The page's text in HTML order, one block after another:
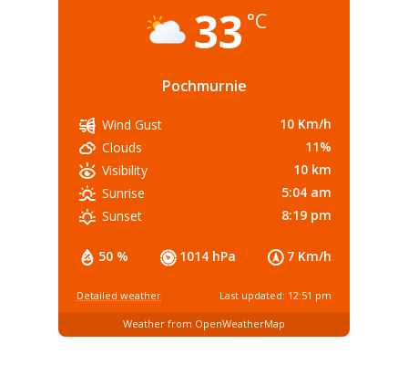
33 °C
Pochmurnie
50 % 1014 hPa 7 Km/h
Wind Gust
10 Km/h
Clouds
11%
Visibility
10 km
Sunrise
5:04 am
Sunset
8:19 pm
Detailed weather Last updated: 12:51 pm
Weather from OpenWeatherMap